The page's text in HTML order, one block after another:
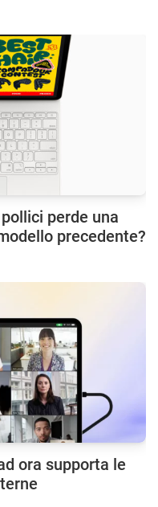
perde una
precedente?
ora supporta le